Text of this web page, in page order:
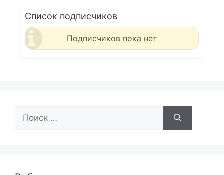
Список подписчиков
Подписчиков пока нет
Поиск: